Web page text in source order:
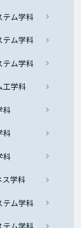
ム学科
ム学科
ム学科
学科
科
科
科
学科
ム学科